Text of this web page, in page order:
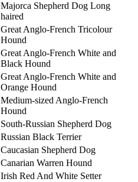
Majorca Shepherd Dog Long
haired
Great Anglo-French Tricolour
Hound
Great Anglo-French White and
Black Hound
Great Anglo-French White and
Orange Hound
Medium-sized Anglo-French
Hound
South-Russian Shepherd Dog
Russian Black Terrier
Caucasian Shepherd Dog
Canarian Warren Hound
Irish Red And White Setter